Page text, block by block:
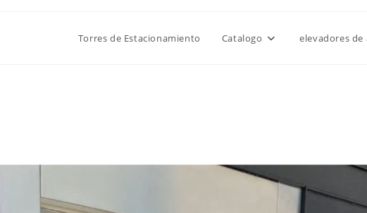
Torres de Estacionamiento Catalogo elevadores de